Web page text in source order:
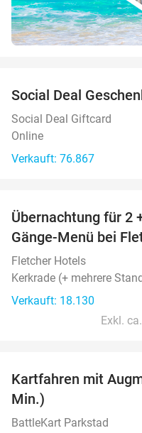
Social Deal
Social Deal Giftcard
Online
Verkauft: 76.867
Übernachtung für 2
Gänge-Menü bei
Fletcher Hotels
Kerkrade (+ mehrere
Verkauft: 18.130
Exkl.
Kartfahren mit
Min.)
BattleKart Parkstad